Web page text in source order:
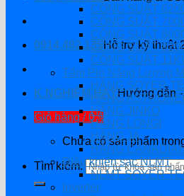
0914.482.135Hỗ trợ kỹ thuật
K.NGHIỆM HAYHướng dẫn -
Giỏ hàng /0₫
Chưa có sản phẩm
Tìm kiếm:
CÔNG SUẤT
CÔNG SUẤT
CÔNG SUẤT
CÔNG SUẤT
CÔNG SUẤT
Tấm Pin Năng Lượng
HÃNG SOYER
HÃNG
HÃNG JINKO
HÃNG LONGI
HÃNG JA
HÃNG
Điều khiển sạc NLMT
NLMT SOYER
Inverter